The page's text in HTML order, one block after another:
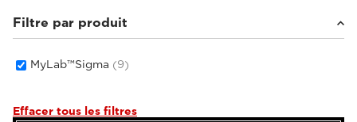
Filtre par produit
MyLab™Sigma (9)
Effacer tous les filtres